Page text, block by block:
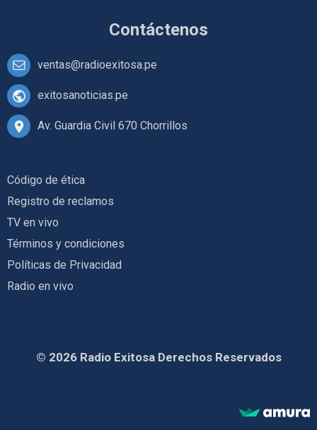
Contáctenos
ventas@radioexitosa.pe
exitosanoticias.pe
Av. Guardia Civil 670 Chorrillos
Código de ética
Registro de reclamos
TV en vivo
Términos y condiciones
Políticas de Privacidad
Radio en vivo
© 2026 Radio Exitosa Derechos Reservados